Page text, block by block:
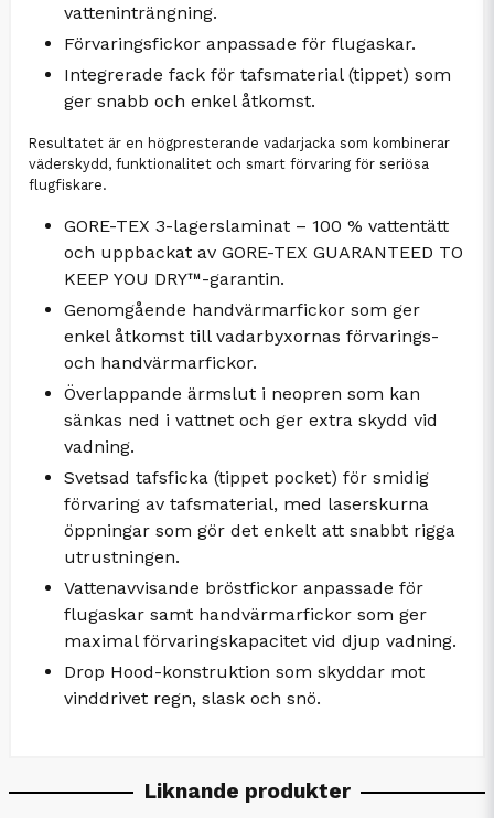
vatteninträngning.
Förvaringsfickor anpassade för flugaskar.
Integrerade fack för tafsmaterial (tippet) som
ger snabb och enkel åtkomst.
Resultatet är en högpresterande vadarjacka som kombinerar
väderskydd, funktionalitet och smart förvaring för seriösa
flugfiskare.
GORE-TEX 3-lagerslaminat – 100 % vattentätt
och uppbackat av GORE-TEX GUARANTEED TO
KEEP YOU DRY™-garantin.
Genomgående handvärmarfickor som ger
enkel åtkomst till vadarbyxornas förvarings-
och handvärmarfickor.
Överlappande ärmslut i neopren som kan
sänkas ned i vattnet och ger extra skydd vid
vadning.
Svetsad tafsficka (tippet pocket) för smidig
förvaring av tafsmaterial, med laserskurna
öppningar som gör det enkelt att snabbt rigga
utrustningen.
Vattenavvisande bröstfickor anpassade för
flugaskar samt handvärmarfickor som ger
maximal förvaringskapacitet vid djup vadning.
Drop Hood-konstruktion som skyddar mot
vinddrivet regn, slask och snö.
Liknande produkter